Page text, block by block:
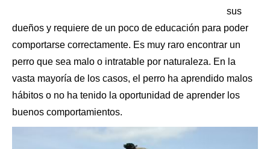
sus
dueños y requiere de un poco de educación para poder
comportarse correctamente. Es muy raro encontrar un
perro que sea malo o intratable por naturaleza. En la
vasta mayoría de los casos, el perro ha aprendido malos
hábitos o no ha tenido la oportunidad de aprender los
buenos comportamientos.